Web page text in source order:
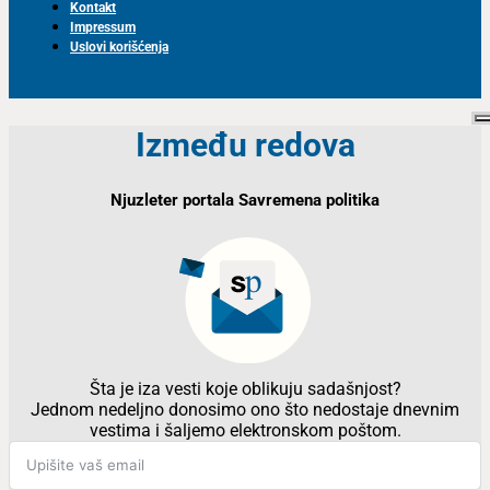
Kontakt
Impressum
Uslovi korišćenja
Između redova
Njuzleter portala Savremena politika
Šta je iza vesti koje oblikuju sadašnjost?
Jednom nedeljno donosimo ono što nedostaje dnevnim
vestima i šaljemo elektronskom poštom.